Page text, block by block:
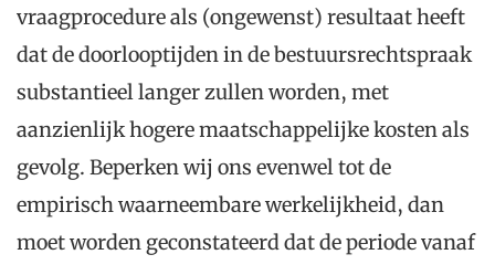
vraagprocedure als (ongewenst) resultaat heeft
dat de doorlooptijden in de bestuursrechtspraak
substantieel langer zullen worden, met
aanzienlijk hogere maatschappelijke kosten als
gevolg. Beperken wij ons evenwel tot de
empirisch waarneembare werkelijkheid, dan
moet worden geconstateerd dat de periode vanaf